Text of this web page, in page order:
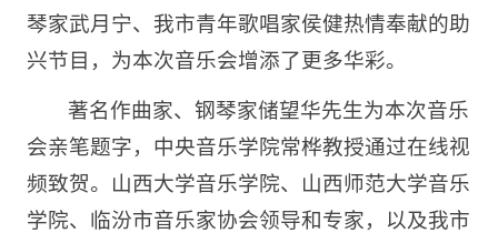
琴家武月宁、我市青年歌唱家侯健热情奉献的助
兴节目，为本次音乐会增添了更多华彩。
著名作曲家、钢琴家储望华先生为本次音乐
会亲笔题字，中央音乐学院常桦教授通过在线视
频致贺。山西大学音乐学院、山西师范大学音乐
学院、临汾市音乐家协会领导和专家，以及我市